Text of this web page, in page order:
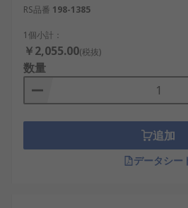
RS品番 198-1385
1個小計：
￥2,055.00(税抜)
数量
追加
データシー